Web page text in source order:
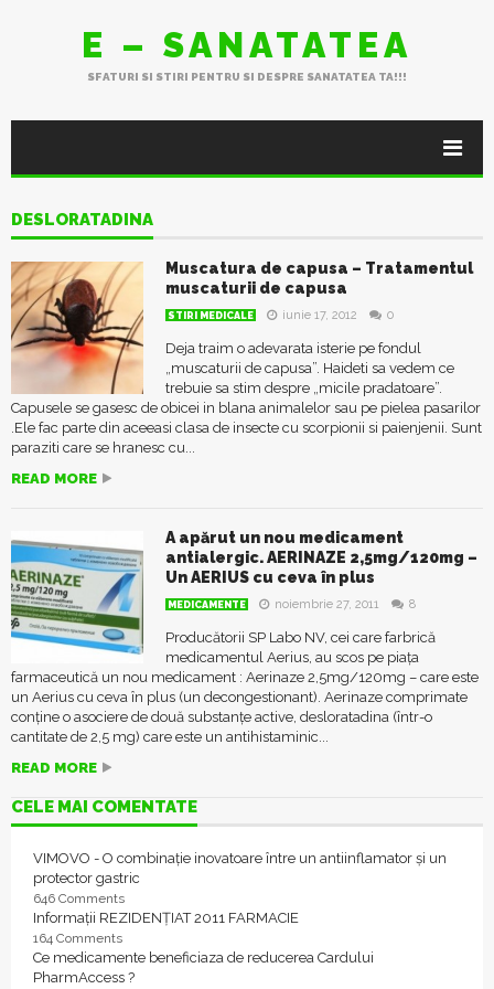
E – SANATATEA
SFATURI SI STIRI PENTRU SI DESPRE SANATATEA TA!!!
DESLORATADINA
Muscatura de capusa – Tratamentul
muscaturii de capusa
STIRI MEDICALE iunie 17, 2012 0
Deja traim o adevarata isterie pe fondul
„muscaturii de capusa”. Haideti sa vedem ce
trebuie sa stim despre „micile pradatoare”.
Capusele se gasesc de obicei in blana animalelor sau pe pielea pasarilor
.Ele fac parte din aceeasi clasa de insecte cu scorpionii si paienjenii. Sunt
paraziti care se hranesc cu...
READ MORE
A apărut un nou medicament
antialergic. AERINAZE 2,5mg/120mg –
Un AERIUS cu ceva în plus
MEDICAMENTE noiembrie 27, 2011 8
Producătorii SP Labo NV, cei care farbrică
medicamentul Aerius, au scos pe piața
farmaceutică un nou medicament : Aerinaze 2,5mg/120mg – care este
un Aerius cu ceva în plus (un decongestionant). Aerinaze comprimate
conține o asociere de două substanțe active, desloratadina (într-o
cantitate de 2,5 mg) care este un antihistaminic...
READ MORE
CELE MAI COMENTATE
VIMOVO - O combinație inovatoare între un antiinflamator și un
protector gastric
646 Comments
Informații REZIDENȚIAT 2011 FARMACIE
164 Comments
Ce medicamente beneficiaza de reducerea Cardului
PharmAccess ?